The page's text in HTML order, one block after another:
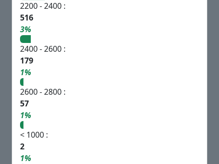
2200 - 2400 :
516
3%
2400 - 2600 :
179
1%
2600 - 2800 :
57
1%
< 1000 :
2
1%